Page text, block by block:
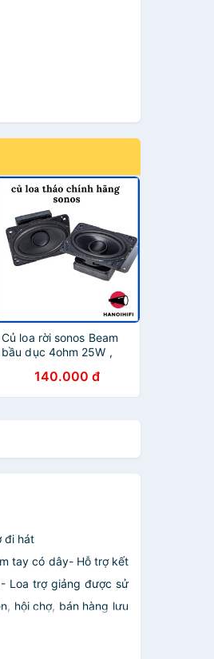
Củ loa rời sonos Beam
bầu dục 4ohm 25W ,
4ohm 30w. Độ chế loa,
siêu bass, siêu trầm
140.000 đ
đi hát
tay có dây- Hỗ trợ kết
Loa trợ giảng được sử
hội chợ, bán hàng lưu